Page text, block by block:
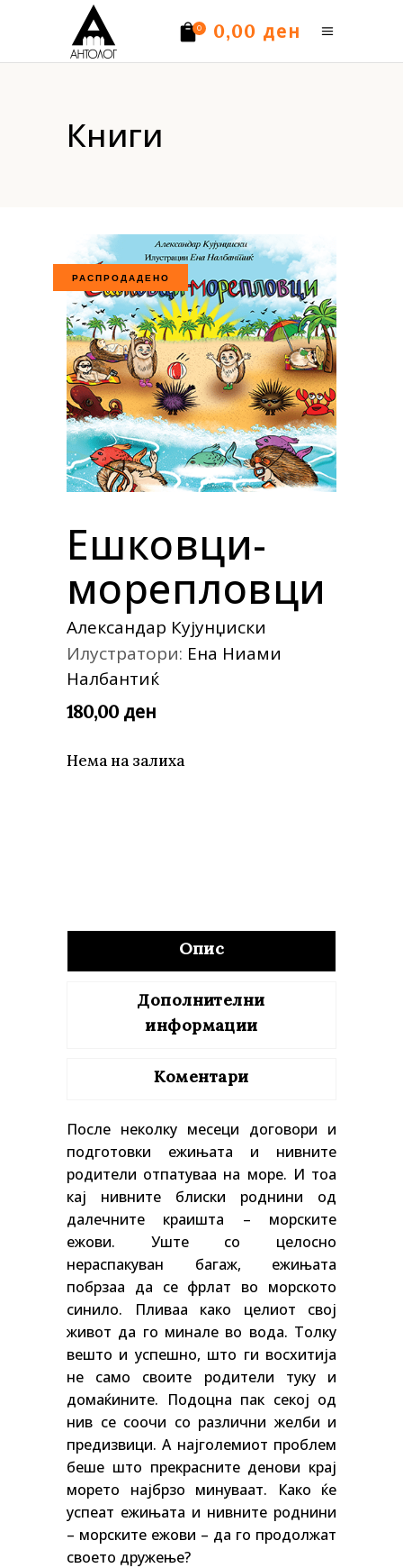
0 0,00 ден
Книги
РАСПРОДАДЕНО
Ешковци-
морепловци
Александар Кујунџиски
Илустратори: Ена Ниами
Налбантиќ
180,00 ден
Нема на залиха
Опис
Дополнителни
информации
Коментари
После неколку месеци договори и
подготовки ежињата и нивните
родители отпатуваа на море. И тоа
кај нивните блиски роднини од
далечните краишта – морските
ежови. Уште со целосно
нераспакуван багаж, ежињата
побрзаа да се фрлат во морското
синило. Пливаа како целиот свој
живот да го минале во вода. Толку
вешто и успешно, што ги восхитија
не само своите родители туку и
домаќините. Подоцна пак секој од
нив се соочи со различни желби и
предизвици. А најголемиот проблем
беше што прекрасните денови крај
морето најбрзо минуваат. Како ќе
успеат ежињата и нивните роднини
– морските ежови – да го продолжат
своето дружење?